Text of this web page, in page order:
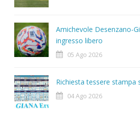
Amichevole Desenzano-
ingresso libero
05 Ago 2026
Richiesta tessere stampa
04 Ago 2026